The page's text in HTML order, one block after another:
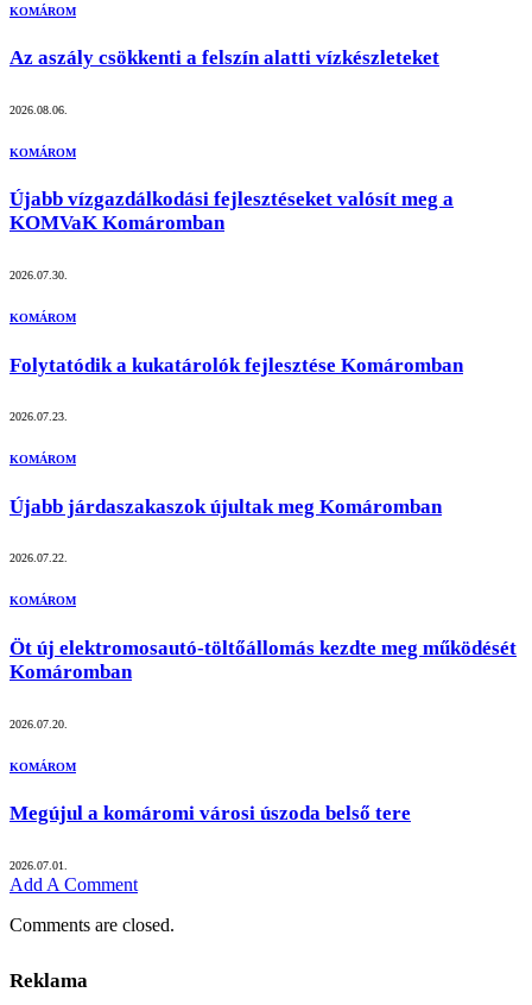
KOMÁROM
Az aszály csökkenti a felszín alatti vízkészleteket
2026.08.06.
KOMÁROM
Újabb vízgazdálkodási fejlesztéseket valósít meg a
KOMVaK Komáromban
2026.07.30.
KOMÁROM
Folytatódik a kukatárolók fejlesztése Komáromban
2026.07.23.
KOMÁROM
Újabb járdaszakaszok újultak meg Komáromban
2026.07.22.
KOMÁROM
Öt új elektromosautó-töltőállomás kezdte meg működését
Komáromban
2026.07.20.
KOMÁROM
Megújul a komáromi városi úszoda belső tere
2026.07.01.
Add A Comment
Comments are closed.
Reklama